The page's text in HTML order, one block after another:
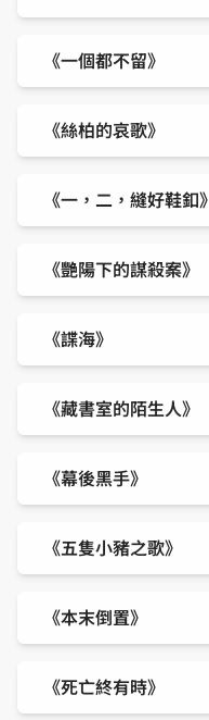
《一個都不留》
《絲柏的哀歌》
《一，二，縫好鞋釦》
《艷陽下的謀殺案》
《諜海》
《藏書室的陌生人》
《幕後黑手》
《五隻小豬之歌》
《本末倒置》
《死亡終有時》